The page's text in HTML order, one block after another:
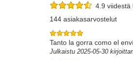
4.9 viidestä
144 asiakasarvostelut
Tanto la gorra como el
Julkaistu 2025-05-30